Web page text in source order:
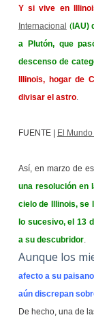
Y si vive en
Internacional (IAU)
a Plutón, que
descenso de
Illinois, hogar de
divisar el astro.
FUENTE | El
Así, en marzo de
una resolución en
cielo de Illinois, se
lo sucesivo, el 13
a su descubridor.
Aunque los
afecto a su
aún discrepan
De hecho, una de